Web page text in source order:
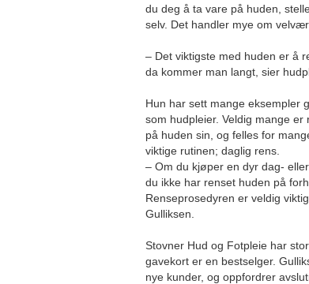
du deg å ta vare på huden,
selv. Det handler mye om
– Det viktigste med huden er å
da kommer man langt, sier
Hun har sett mange eksempler
som hudpleier. Veldig mange
på huden sin, og felles for
viktige rutinen; daglig rens.
– Om du kjøper en dyr dag-
du ikke har renset huden på
Renseprosedyren er veldig
Gulliksen.
Stovner Hud og Fotpleie har
gavekort er en bestselger.
nye kunder, og oppfordrer